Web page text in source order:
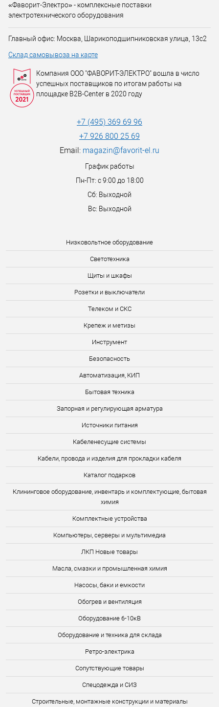
Низковольтное оборудование
Светотехника
Щиты и шкафы
Розетки и выключатели
Телеком и СКС
Крепеж и метизы
Инструмент
Безопасность
Автоматизация, КИП
Бытовая техника
Запорная и регулирующая арматура
Источники питания
Кабеленесущие системы
Кабели, провода и изделия для прокладки кабеля
Каталог подарков
Клининговое оборудование, инвентарь и комплектующие, бытовая
химия
Комплектные устройства
Компьютеры, серверы и мультимедиа
ЛКП Новые товары
Масла, смазки и промышленная химия
Насосы, баки и емкости
Обогрев и вентиляция
Оборудование 6-10кВ
Оборудование и техника для склада
Ретро-электрика
Сопутствующие товары
Спецодежда и СИЗ
Строительные, монтажные конструкции и материалы
«Фаворит-Электро» - комплексные поставки
электротехнического оборудования
Главный офис: Москва, Шарикоподшипниковская улица, 13с2
Склад самовывоза на карте
Компания ООО "ФАВОРИТ-ЭЛЕКТРО" вошла в число
успешных поставщиков по итогам работы на
площадке B2B-Center в 2020 году
+7 (495) 369 69 96
+7 926 800 25 69
Email: magazin@favorit-el.ru
График работы
Пн-Пт: с 9:00 до 18:00
Сб: Выходной
Вс: Выходной